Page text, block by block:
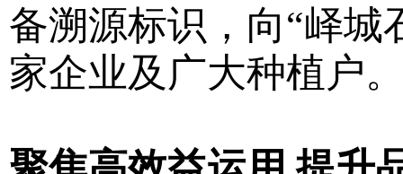
备溯源标识，向“峄城
家企业及广大种植户